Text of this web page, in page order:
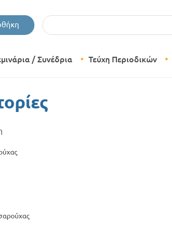
/ Συνέδρια Τεύχη Περιοδικών